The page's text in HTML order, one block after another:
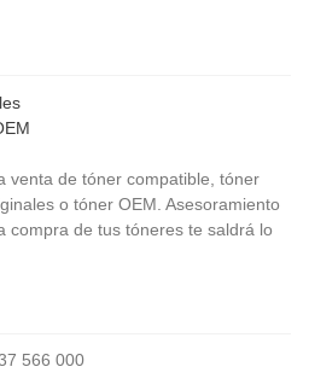
venta de tóner compatible, tóner
o tóner OEM. Asesoramiento
compra de tus tóneres te saldrá lo
566 000